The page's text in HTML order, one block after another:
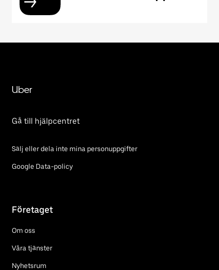
Uber
Gå till hjälpcentret
Sälj eller dela inte mina personuppgifter
Google Data-policy
Företaget
Om oss
Våra tjänster
Nyhetsrum